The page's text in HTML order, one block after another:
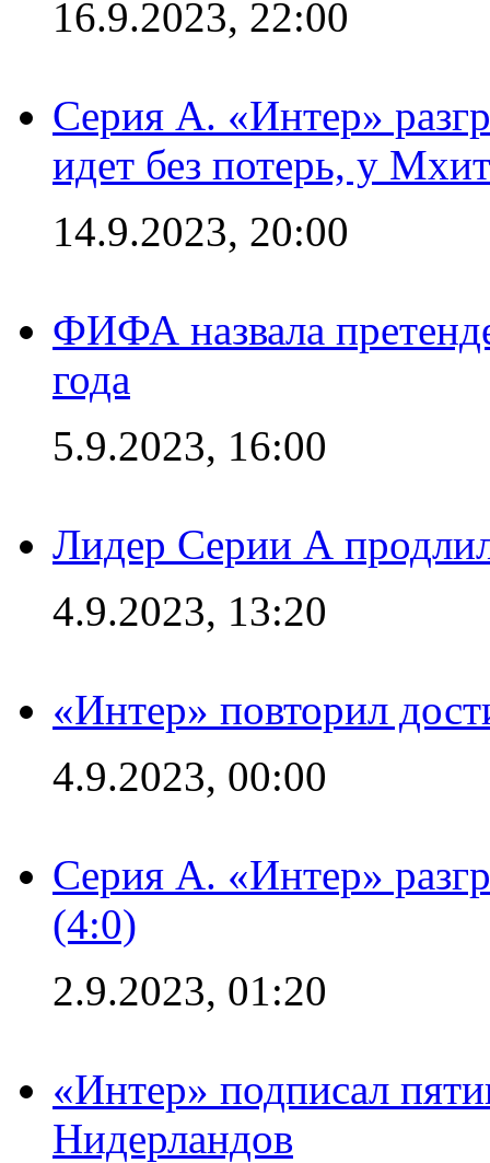
16.9.2023, 22:00
Серия А. «Интер»
идет без потерь, у
14.9.2023, 20:00
ФИФА назвала
года
5.9.2023, 16:00
Лидер Серии А
4.9.2023, 13:20
«Интер» повторил
4.9.2023, 00:00
Серия А. «Интер»
(4:0)
2.9.2023, 01:20
«Интер» подписал
Нидерландов